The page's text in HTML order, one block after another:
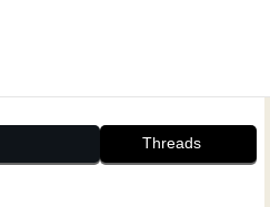
Threads